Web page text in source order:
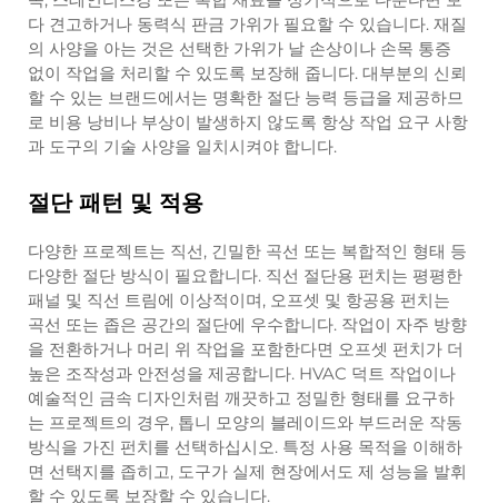
다 견고하거나 동력식 판금 가위가 필요할 수 있습니다. 재질
의 사양을 아는 것은 선택한 가위가 날 손상이나 손목 통증
없이 작업을 처리할 수 있도록 보장해 줍니다. 대부분의 신뢰
할 수 있는 브랜드에서는 명확한 절단 능력 등급을 제공하므
로 비용 낭비나 부상이 발생하지 않도록 항상 작업 요구 사항
과 도구의 기술 사양을 일치시켜야 합니다.
절단 패턴 및 적용
다양한 프로젝트는 직선, 긴밀한 곡선 또는 복합적인 형태 등
다양한 절단 방식이 필요합니다. 직선 절단용 펀치는 평평한
패널 및 직선 트림에 이상적이며, 오프셋 및 항공용 펀치는
곡선 또는 좁은 공간의 절단에 우수합니다. 작업이 자주 방향
을 전환하거나 머리 위 작업을 포함한다면 오프셋 펀치가 더
높은 조작성과 안전성을 제공합니다. HVAC 덕트 작업이나
예술적인 금속 디자인처럼 깨끗하고 정밀한 형태를 요구하
는 프로젝트의 경우, 톱니 모양의 블레이드와 부드러운 작동
방식을 가진 펀치를 선택하십시오. 특정 사용 목적을 이해하
면 선택지를 좁히고, 도구가 실제 현장에서도 제 성능을 발휘
할 수 있도록 보장할 수 있습니다.